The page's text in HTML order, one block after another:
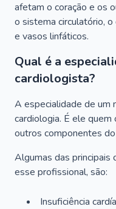
afetam o coração e os
o sistema circulatório, o
e vasos linfáticos.
Qual é a
cardiologista?
A especialidade de um
cardiologia. É ele quem
outros componentes
Algumas das principais
esse profissional, são:
Insuficiência